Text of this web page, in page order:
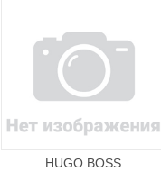
HUGO BOSS